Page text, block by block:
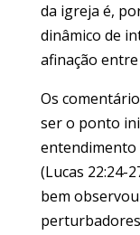
da igreja é,
dinâmico de
afinação
Os
ser o ponto
entendimento
(Lucas 22:24-
bem